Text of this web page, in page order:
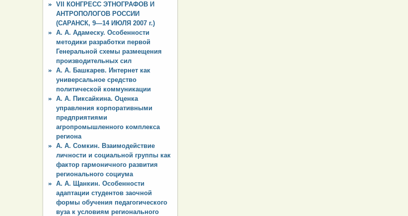
VII КОНГРЕСС ЭТНОГРАФОВ И
АНТРОПОЛОГОВ РОССИИ
(САРАНСК, 9—14 ИЮЛЯ 2007 г.)
А. А. Адамеску. Особенности
методики разработки первой
Генеральной схемы размещения
производительных сил
А. А. Башкарев. Интернет как
универсальное средство
политической коммуникации
А. А. Пиксайкина. Оценка
управления корпоративными
предприятиями
агропромышленного комплекса
региона
А. А. Сомкин. Взаимодействие
личности и социальной группы как
фактор гармоничного развития
регионального социума
А. А. Щанкин. Особенности
адаптации студентов заочной
формы обучения педагогического
вуза к условиям регионального